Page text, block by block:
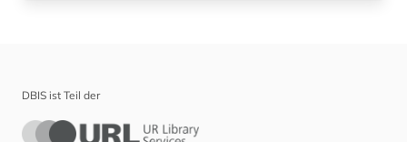
DBIS ist Teil der